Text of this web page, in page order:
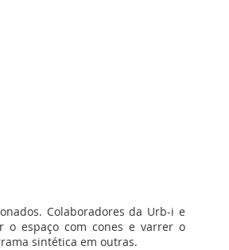
Colaboradores da Urb-i e
o espaço com cones e varrer o
sintética em outras.